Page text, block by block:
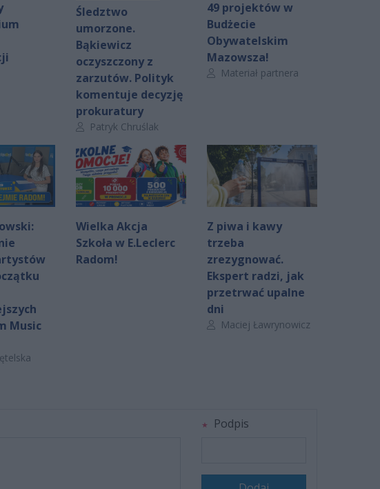
Śledztwo
umorzone.
Bąkiewicz
oczyszczony z
zarzutów. Polityk
komentuje decyzję
prokuratury
Autor artykułu:
Patryk Chruślak
49 projektów w
Budżecie
Obywatelskim
Mazowsza!
Autor artykułu:
Materiał partnera
Music
Wielka Akcja
Szkoła w E.Leclerc
Radom!
Z piwa i kawy
trzeba
zrezygnować.
Ekspert radzi, jak
przetrwać upalne
dni
Autor artykułu:
Maciej Ławrynowicz
Podpis